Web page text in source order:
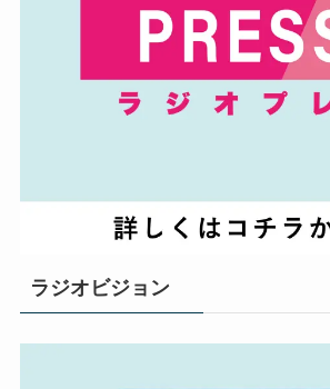
ラジオビジョン